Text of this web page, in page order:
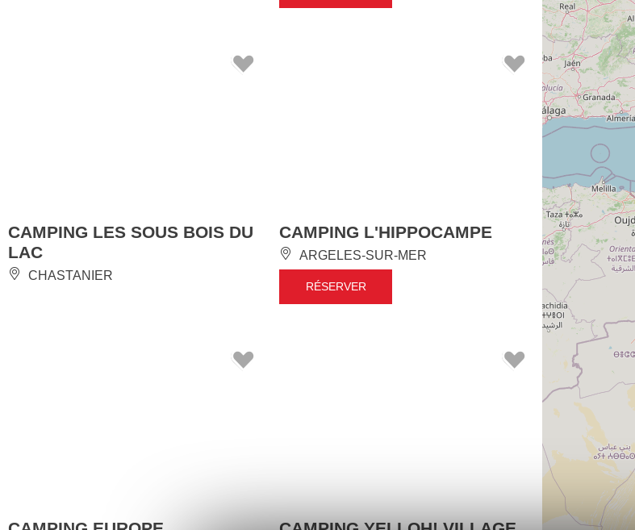
CAMPING LES SOUS BOIS DU
LAC
CHASTANIER
CAMPING L'HIPPOCAMPE
ARGELES-SUR-MER
RÉSERVER